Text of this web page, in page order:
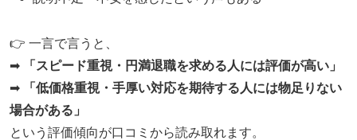
👉 一言で言うと、
➡
「スピード重視・円満退職を求める人には評価が高い」
➡
「低価格重視・手厚い対応を期待する人には物足りない
場合がある」
という評価傾向が口コミから読み取れます。